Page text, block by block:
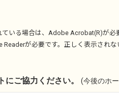
いる場合は、 Adobe Acrobat(R)が必
Readerが必要です。正しく表示されな